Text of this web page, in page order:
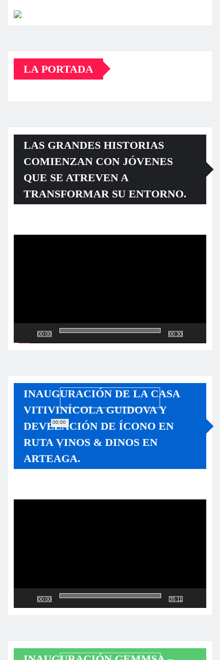
LA PORTADA
LAS GRANDES HISTORIAS
COMIENZAN CON JÓVENES
QUE SE ATREVEN A
TRANSFORMAR SU ENTORNO.
00:00
00:00
00:30
INAUGURACIÓN DE LA CASA
VITIVINÍCOLA GUIDOVA Y
DEVELACIÓN DE ÍCONO EN
RUTA VINOS & DINOS EN
ARTEAGA.
00:00 35:11